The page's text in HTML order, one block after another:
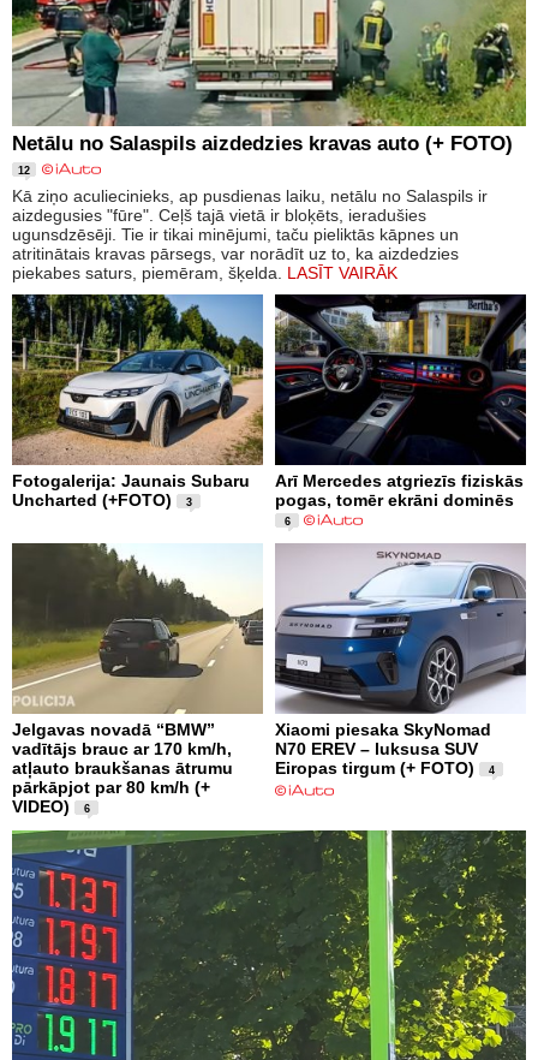
Netālu no Salaspils aizdedzies kravas auto (+ FOTO)
12
Kā ziņo aculiecinieks, ap pusdienas laiku, netālu no Salaspils ir
aizdegusies "fūre". Ceļš tajā vietā ir bloķēts, ieradušies
ugunsdzēsēji. Tie ir tikai minējumi, taču pieliktās kāpnes un
atritinātais kravas pārsegs, var norādīt uz to, ka aizdedzies
piekabes saturs, piemēram, šķelda. LASĪT VAIRĀK
Fotogalerija: Jaunais Subaru
Uncharted (+FOTO)
3
Arī Mercedes atgriezīs fiziskās
pogas, tomēr ekrāni dominēs
6
Jelgavas novadā “BMW”
vadītājs brauc ar 170 km/h,
atļauto braukšanas ātrumu
pārkāpjot par 80 km/h (+
VIDEO)
6
Xiaomi piesaka SkyNomad
N70 EREV – luksusa SUV
Eiropas tirgum (+ FOTO)
4